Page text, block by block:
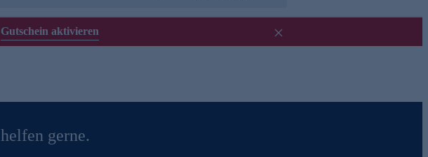
Gutschein aktivieren
gerne.